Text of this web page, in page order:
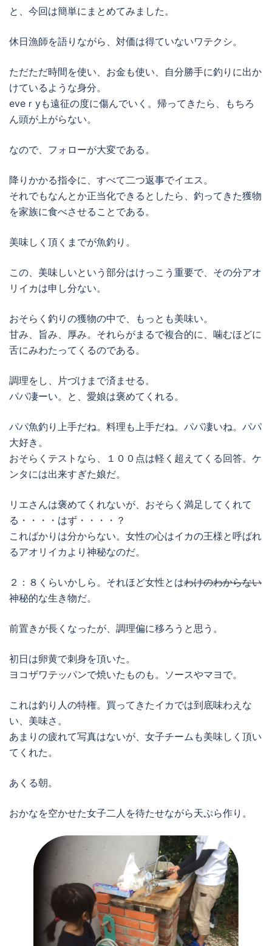
と、今回は簡単にまとめてみました。
休日漁師を語りながら、対価は得ていないワテクシ。
ただただ時間を使い、お金も使い、自分勝手に釣りに出か
けているような身分。
eveｒyも遠征の度に傷んでいく。帰ってきたら、もちろ
ん頭が上がらない。
なので、フォローが大変である。
降りかかる指令に、すべて二つ返事でイエス。
それでもなんとか正当化できるとしたら、釣ってきた獲物
を家族に食べさせることである。
美味しく頂くまでが魚釣り。
この、美味しいという部分はけっこう重要で、その分アオ
リイカは申し分ない。
おそらく釣りの獲物の中で、もっとも美味い。
甘み、旨み、厚み。それらがまるで複合的に、噛むほどに
舌にみわたってくるのである。
調理をし、片づけまで済ませる。
パパ凄ーい。と、愛娘は褒めてくれる。
パパ魚釣り上手だね。料理も上手だね。パパ凄いね。パパ
大好き。
おそらくテストなら、１００点は軽く超えてくる回答。ケ
ンタには出来すぎた娘だ。
リエさんは褒めてくれないが、おそらく満足してくれて
る・・・・はず・・・・？
こればかりは分からない。女性の心はイカの王様と呼ばれ
るアオリイカより神秘なのだ。
２：８くらいかしら。それほど女性とはわけのわからない
神秘的な生き物だ。
前置きが長くなったが、調理偏に移ろうと思う。
初日は卵黄で刺身を頂いた。
ヨコザワテッパンで焼いたものも。ソースやマヨで。
これは釣り人の特権。買ってきたイカでは到底味わえな
い、美味さ。
あまりの疲れて写真はないが、女子チームも美味しく頂い
てくれた。
あくる朝。
おかなを空かせた女子二人を待たせながら天ぷら作り。